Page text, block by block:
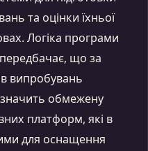
та оцінки їхньої
Логіка програми
що за
випробувань
обмежену
платформ, які в
для оснащення